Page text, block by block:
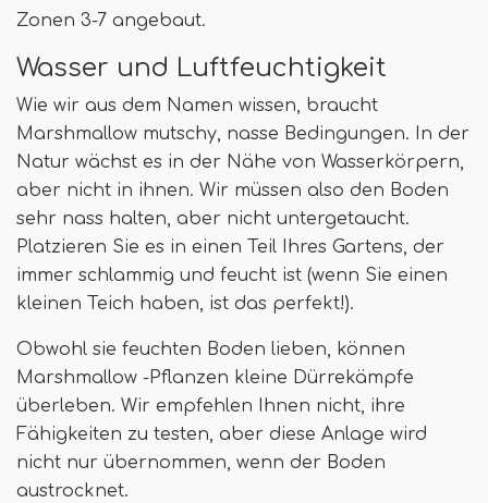
Zonen 3-7 angebaut.
Wasser und Luftfeuchtigkeit
Wie wir aus dem Namen wissen, braucht
Marshmallow mutschy, nasse Bedingungen. In der
Natur wächst es in der Nähe von Wasserkörpern,
aber nicht in ihnen. Wir müssen also den Boden
sehr nass halten, aber nicht untergetaucht.
Platzieren Sie es in einen Teil Ihres Gartens, der
immer schlammig und feucht ist (wenn Sie einen
kleinen Teich haben, ist das perfekt!).
Obwohl sie feuchten Boden lieben, können
Marshmallow -Pflanzen kleine Dürrekämpfe
überleben. Wir empfehlen Ihnen nicht, ihre
Fähigkeiten zu testen, aber diese Anlage wird
nicht nur übernommen, wenn der Boden
austrocknet.